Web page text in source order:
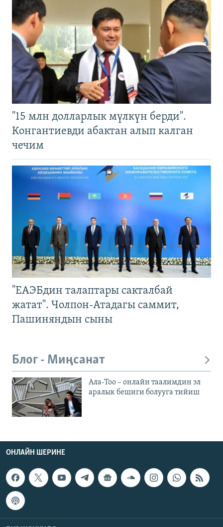
"15 млн долларлык мүлкүн берди".
Конгантиевди абактан алып калган
чечим
"ЕАЭБдин талаптары сакталбай
жатат". Чолпон-Атадагы саммит,
Пашиняндын сыны
Блог - Миңсанат
Ала-Тоо – онлайн таалимдин эл
аралык бешиги болууга тийиш
ОНЛАЙН ШЕРИНЕ